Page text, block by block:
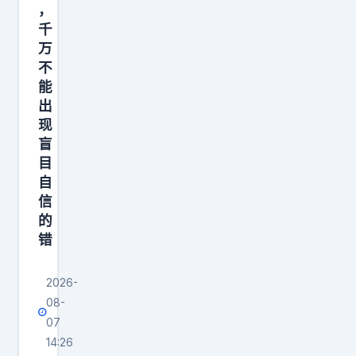
接
扣
押
运
，
千
万
不
能
出
现
盲
目
自
信
的
错
2026-
08-
07
14:26